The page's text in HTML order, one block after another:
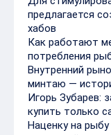
предлагается
хабов
Как работают
потребления
Внутренний
минтаю —
Игорь Зубарев:
купить только
Наценку на